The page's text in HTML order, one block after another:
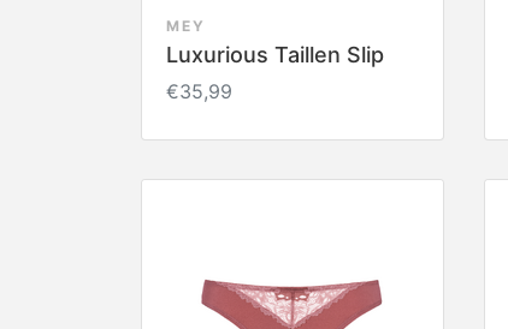
MEY
Luxurious Taillen Slip
€35,99